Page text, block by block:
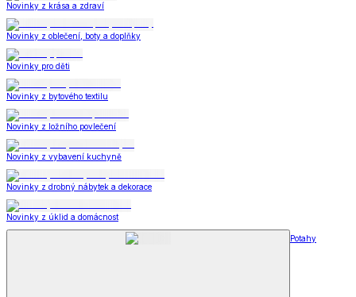
Novinky z krása a zdraví
Novinky z oblečení, boty a doplňky
Novinky pro děti
Novinky z bytového textilu
Novinky z ložního povlečení
Novinky z vybavení kuchyně
Novinky z drobný nábytek a dekorace
Novinky z úklid a domácnost
Potahy